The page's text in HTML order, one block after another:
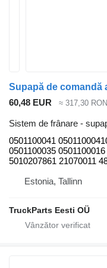
60,48 EUR ≈ 317,30 RON
Sistem de frânare -
0501100041
0501100035
5010207861 21070011
Estonia, Tallinn
TruckParts Eesti OÜ